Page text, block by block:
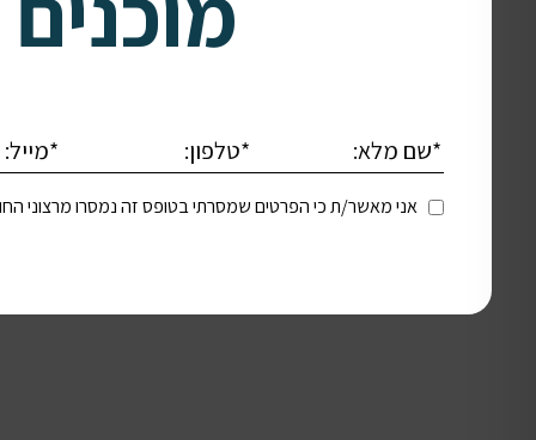
אני מאשר/ת כי הפרטים שמסרתי בטופס זה נמסרו מרצוני